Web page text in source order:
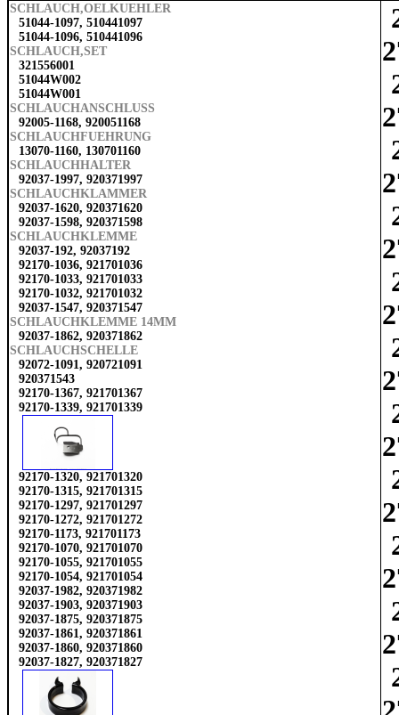
SCHLAUCH,OELKUEHLER
51044-1097, 510441097
51044-1096, 510441096
SCHLAUCH,SET
321556001
51044W002
51044W001
SCHLAUCHANSCHLUSS
92005-1168, 920051168
SCHLAUCHFUEHRUNG
13070-1160, 130701160
SCHLAUCHHALTER
92037-1997, 920371997
SCHLAUCHKLAMMER
92037-1620, 920371620
92037-1598, 920371598
SCHLAUCHKLEMME
92037-192, 92037192
92170-1036, 921701036
92170-1033, 921701033
92170-1032, 921701032
92037-1547, 920371547
SCHLAUCHKLEMME 14MM
92037-1862, 920371862
SCHLAUCHSCHELLE
92072-1091, 920721091
920371543
92170-1367, 921701367
92170-1339, 921701339
92170-1320, 921701320
92170-1315, 921701315
92170-1297, 921701297
92170-1272, 921701272
92170-1173, 921701173
92170-1070, 921701070
92170-1055, 921701055
92170-1054, 921701054
92037-1982, 920371982
92037-1903, 920371903
92037-1875, 920371875
92037-1861, 920371861
92037-1860, 920371860
92037-1827, 920371827